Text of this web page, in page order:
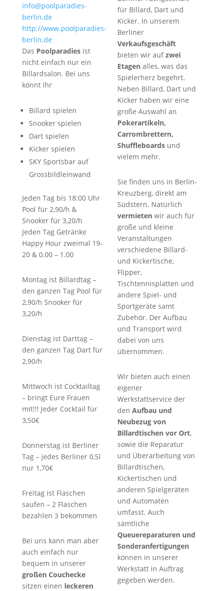
info@poolparadies-
berlin.de
http://www.poolparadies-
berlin.de
Das Poolparadiesist
nicht einfach nur ein
Billardsalon. Bei uns
könnt Ihr
Billard spielen
Snooker spielen
Dart spielen
Kicker spielen
SKY Sportsbar auf
Grossbildleinwand
Jeden Tag bis 18:00 Uhr
Pool für 2,90/h &
Snooker für 3,20/h
Jeden Tag Getränke
Happy Hour zweimal 19-
20 & 0.00 – 1.00
Montag ist Billardtag –
den ganzen Tag Pool für
2,90/h Snooker für
3,20/h
Dienstag ist Darttag –
den ganzen Tag Dart für
2,90/h
Mittwoch ist Cocktailtag
– bringt Eure Frauen
mit!!! Jeder Cocktail für
3,50€
Donnerstag ist Berliner
Tag – jedes Berliner 0,5l
nur 1,70€
Freitag ist Flaschen
saufen – 2 Flaschen
bezahlen 3 bekommen
Bei uns kann man aber
auch einfach nur
bequem in unserer
großen Couchecke
sitzen einen leckeren
für Billard, Dart und
Kicker. In unserem
Berliner
Verkaufsgeschäft
bieten wir aufzwei
Etagenalles, was das
Spielerherz begehrt.
Neben Billard, Dart und
Kicker haben wir eine
große Auswahl an
Pokerartikeln,
Carrombrettern,
Shuffleboardsund
vielem mehr.
Sie finden uns in Berlin-
Kreuzberg, direkt am
Südstern. Natürlich
vermietenwir auch für
große und kleine
Veranstaltungen
verschiedene Billard-
und Kickertische,
Flipper,
Tischtennisplatten und
andere Spiel- und
Sportgeräte samt
Zubehör. Der Aufbau
und Transport wird
dabei von uns
übernommen.
Wir bieten auch einen
eigener
Werkstattservice der
den Aufbau und
Neubezug von
Billardtischen vor Ort,
sowie die Reparatur
und Überarbeitung von
Billardtischen,
Kickertischen und
anderen Spielgeräten
und Automaten
umfasst. Auch
sämtliche
Queuereparaturen und
Sonderanfertigungen
können in unserer
Werkstatt in Auftrag
gegeben werden.